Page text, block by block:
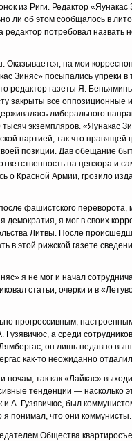
из Риги. Редактор
ли об этом сообщалось в
редактор потребовал
Оказывается, на мои
Зиняс» посыпа­лись упреки
редактор газеты Я.
закрыты все оппозиционные
либерального
эк­земпляров. «Яунакас
партией, так что правя­щей
позиции. Дав обещание
на цензора и
о Красной Армии, грозило
фашистского
я мог в своих
Литвы. После
в этой рижской газете
я не мог и начал
статьи, очерки и в
прогрессивным,
а среди
он лишь недавно
как-то неожиданно
ночам, так как «Лайкас»
тенденции — насколько
А. Гузявичюс, был
понимал, что они коммунисты.
Общества